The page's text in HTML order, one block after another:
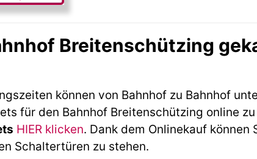
Breitenschützing
können von Bahnhof zu Bahnhof
für den Bahnhof Breitenschützing online
HIER klicken. Dank dem Onlinekauf können
Schaltertüren zu stehen.